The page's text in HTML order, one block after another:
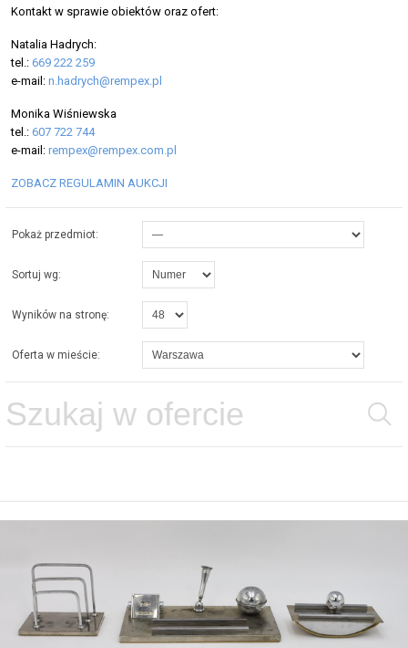
Kontakt w sprawie obiektów oraz ofert:
Natalia Hadrych:
tel.: 669 222 259
e-mail: n.hadrych@rempex.pl
Monika Wiśniewska
tel.: 607 722 744
e-mail: rempex@rempex.com.pl
ZOBACZ REGULAMIN AUKCJI
Pokaż przedmiot:
Sortuj wg:
Wyników na stronę:
Oferta w mieście: